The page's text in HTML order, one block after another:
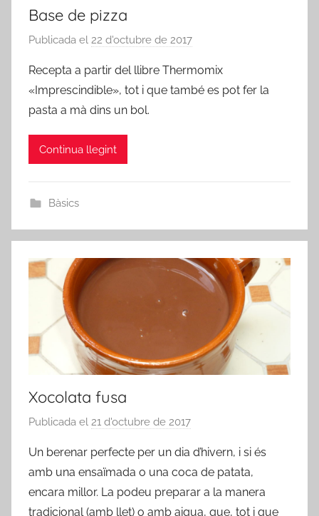
Base de pizza
Publicada el 22 d'octubre de 2017
r
a
Recepta a partir del llibre Thermomix
«Imprescindible», tot i que també es pot fer la
pasta a mà dins un bol.
Continua llegint
Bàsics
Xocolata fusa
Publicada el 21 d'octubre de 2017
r
a
d
Un berenar perfecte per un dia d’hivern, i si és
amb una ensaïmada o una coca de patata,
encara millor. La podeu preparar a la manera
tradicional (amb llet) o amb aigua, que, tot i que